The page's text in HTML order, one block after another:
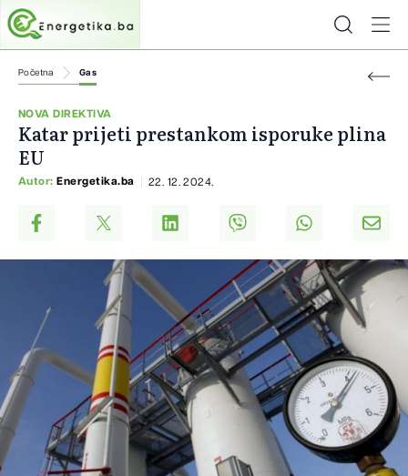
Početna Gas
NOVA DIREKTIVA
Katar prijeti prestankom isporuke plina
EU
Autor: Energetika.ba 22. 12. 2024.